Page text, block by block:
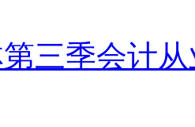
三季会计